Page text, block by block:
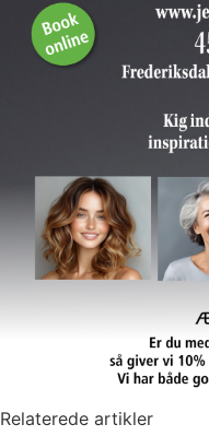
Relaterede artikler